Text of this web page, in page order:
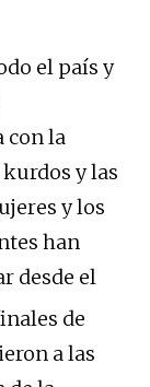
el país y
con la
y las
y los
han
desde el
de
a las